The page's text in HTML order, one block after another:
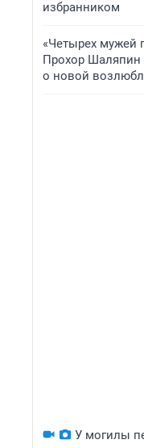
избранником
«Четырех мужей
Прохор Шаляпин
о новой
У могилы